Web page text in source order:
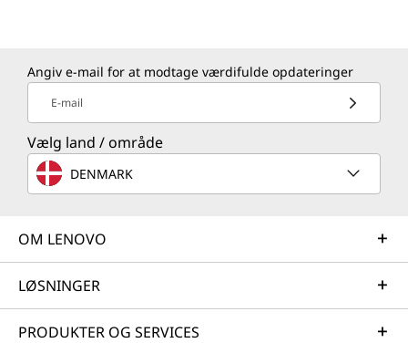
Angiv e-mail for at modtage værdifulde opdateringer
E-mail
Vælg land / område
DENMARK
OM LENOVO
LØSNINGER
PRODUKTER OG SERVICES